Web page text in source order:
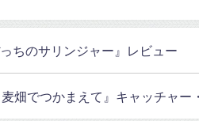
ちのサリンジャー』レビュー
畑でつかまえて』キャッチャ